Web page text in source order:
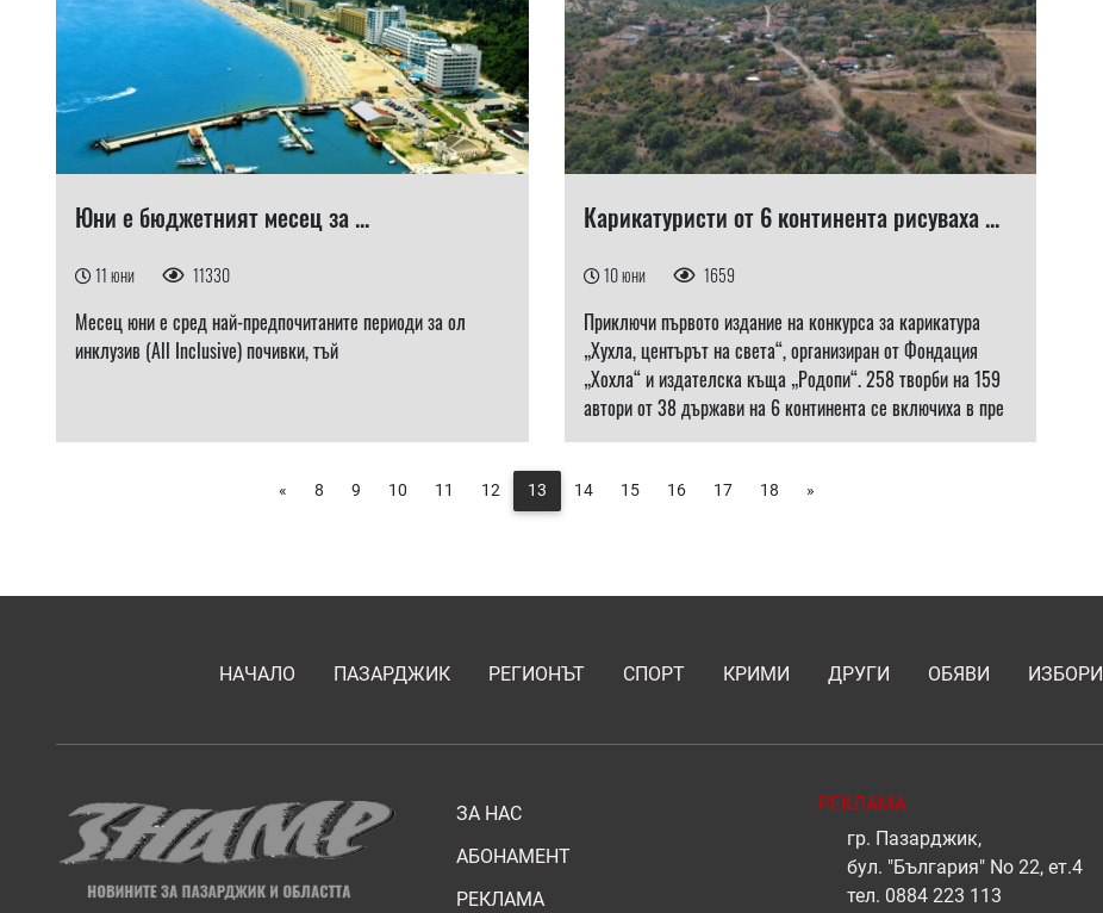
Юни е бюджетният месец за ...
11 юни 11330
Месец юни е сред най-предпочитаните периоди за ол
инклузив (All Inclusive) почивки, тъй
Карикатуристи от 6 континента рисуваха ...
10 юни 1659
Приключи първото издание на конкурса за карикатура
„Хухла, центърът на света“, организиран от Фондация
„Хохла“ и издателска къща „Родопи“. 258 творби на 159
автори от 38 държави на 6 континента се включиха в пре
« 8 9 10 11 12 13 14 15 16 17 18 »
НАЧАЛО ПАЗАРДЖИК РЕГИОНЪТ СПОРТ КРИМИ ДРУГИ ОБЯВИ ИЗБОРИ
ЗА НАС
АБОНАМЕНТ
РЕКЛАМА
РЕКЛАМА
гр. Пазарджик,
бул. "България" No 22, ет.4
тел. 0884 223 113